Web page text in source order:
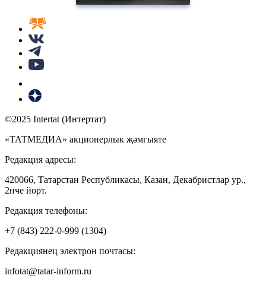
©2025 Intertat (Интертат)
«ТАТМЕДИА» акционерлык җәмгыяте
Редакция адресы:
420066, Татарстан Республикасы, Казан, Декабристлар ур.,
2нче йорт.
Редакция телефоны:
+7 (843) 222-0-999 (1304)
Редакциянең электрон почтасы:
infotat@tatar-inform.ru